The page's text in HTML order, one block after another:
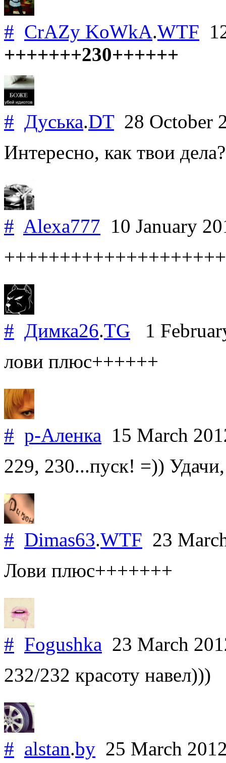
# CrAZy KoWkA.WTF
+++++++230++++++
# Дуська.DT28 October
Интересно, как твои
# Alexa777 10 January
# Димка26.TG 1
лови плюс++++++
# р-Аленка 15 March
229, 230...пуск! =))
# Dimas63.WTF 23
Лови плюс+++++++
# Fogushka 23 March
232/232 красоту навел)))
# alstan.by 25 March